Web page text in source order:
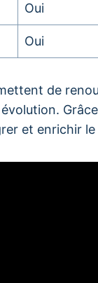
Oui
Oui
de
et enrichir